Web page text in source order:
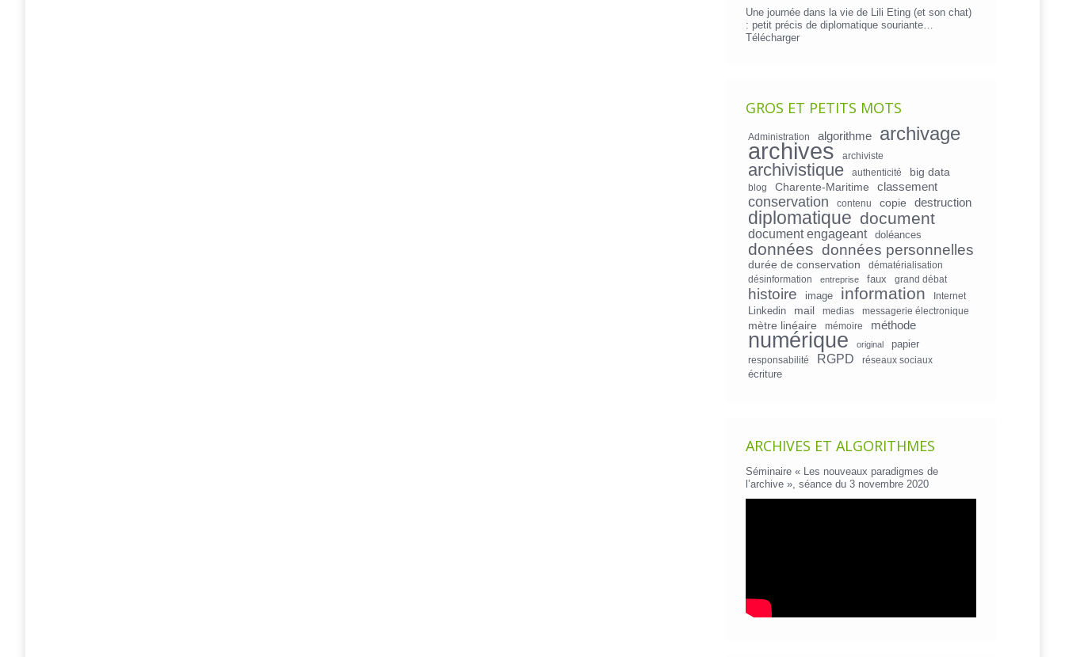
Une journée dans la vie de Lili Eting (et son chat)
: petit précis de diplomatique souriante…
Télécharger
GROS ET PETITS MOTS
Administration algorithme archivage
archives archiviste
archivistique authenticité big data
blog Charente-Maritime classement
conservation contenu copie destruction
diplomatique document
document engageant doléances
données données personnelles
durée de conservation
dématérialisation
désinformation
entreprise faux grand débat
histoire image information Internet
Linkedin mail medias messagerie électronique
mètre linéaire mémoire méthode
numérique original papier
responsabilité RGPD réseaux sociaux
écriture
ARCHIVES ET ALGORITHMES
Séminaire « Les nouveaux paradigmes de
l’archive », séance du 3 novembre 2020